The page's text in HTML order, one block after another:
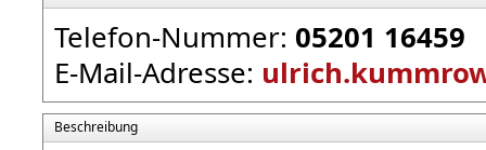
Telefon-Nummer: 05201 16459
E-Mail-Adresse:
Beschreibung